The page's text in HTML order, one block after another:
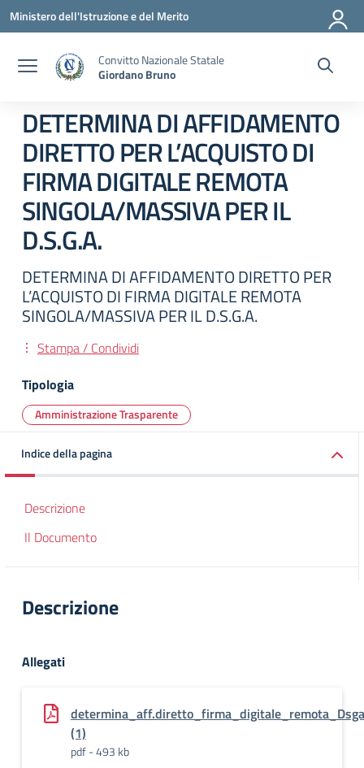
Vai ai contenuti
Vai al menu di navigazione
Vai al footer
Ministero dell'Istruzione e del Merito
Convitto Nazionale Statale
Giordano Bruno
DETERMINA DI AFFIDAMENTO
DIRETTO PER L’ACQUISTO DI
FIRMA DIGITALE REMOTA
SINGOLA/MASSIVA PER IL
D.S.G.A.
DETERMINA DI AFFIDAMENTO DIRETTO PER
L’ACQUISTO DI FIRMA DIGITALE REMOTA
SINGOLA/MASSIVA PER IL D.S.G.A.
Stampa / Condividi
Tipologia
Amministrazione Trasparente
Indice della pagina
Descrizione
Il Documento
Descrizione
Allegati
(1)
pdf - 493 kb